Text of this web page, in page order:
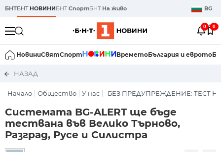
БНТБНТ НОВИНИБНТСпортБНТ На живо BG
0 0
НовиниСвятСпорт ВреметоБългария и еврото
НАЗАД
Начало Общество У нас БЕЗ ПРЕДУПРЕЖДЕНИЕ: ТЕСТ
Системата BG-ALERT ще бъде
тествана във Велико Търново,
Разград, Русе и Силистра